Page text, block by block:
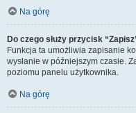
Na górę
Do czego służy przycisk
Funkcja ta umożliwia zapisanie
wysłanie w późniejszym czasie.
poziomu panelu użytkownika.
Na górę